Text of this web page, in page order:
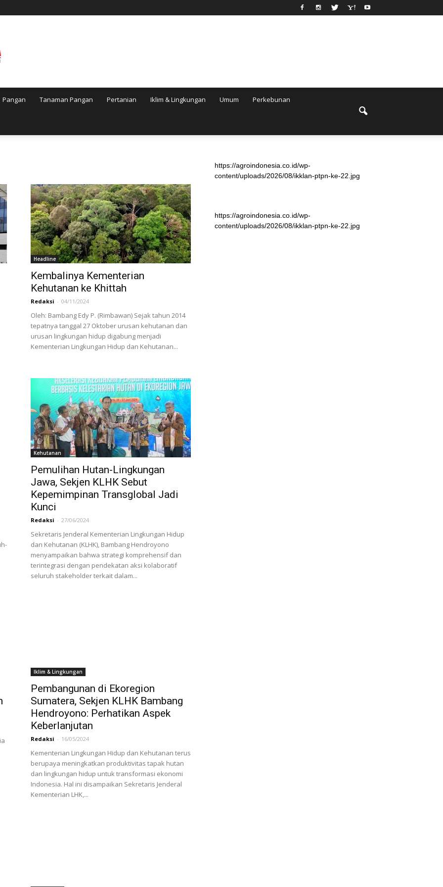
Pangan Tanaman Pangan Pertanian Iklim & Lingkungan Umum Perkebunan
Headline
Kembalinya Kementerian
Kehutanan ke Khittah
Redaksi - 04/11/2024
Oleh: Bambang Edy P. (Rimbawan) Sejak tahun 2014
tepatnya tanggal 27 Oktober urusan kehutanan dan
urusan lingkungan hidup digabung menjadi
Kementerian Lingkungan Hidup dan Kehutanan...
Kehutanan
Pemulihan Hutan-Lingkungan
Jawa, Sekjen KLHK Sebut
Kepemimpinan Transglobal Jadi
Kunci
Redaksi - 27/06/2024
Sekretaris Jenderal Kementerian Lingkungan Hidup
dan Kehutanan (KLHK), Bambang Hendroyono
menyampaikan bahwa strategi komprehensif dan
terintegrasi dengan pendekatan aksi kolaboratif
seluruh stakeholder terkait dalam...
Iklim & Lingkungan
Pembangunan di Ekoregion
Sumatera, Sekjen KLHK Bambang
Hendroyono: Perhatikan Aspek
Keberlanjutan
Redaksi - 16/05/2024
Kementerian Lingkungan Hidup dan Kehutanan terus
berupaya meningkatkan produktivitas tapak hutan
dan lingkungan hidup untuk transformasi ekonomi
Indonesia. Hal ini disampaikan Sekretaris Jenderal
Kementerian LHK,...
https://agroindonesia.co.id/wp-
content/uploads/2026/08/ikklan-ptpn-ke-22.jpg
https://agroindonesia.co.id/wp-
content/uploads/2026/08/ikklan-ptpn-ke-22.jpg